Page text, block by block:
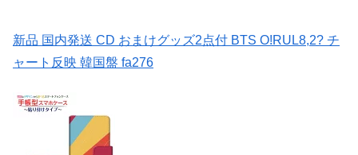
新品 国内発送 CD おまけグッズ2点付 BTS O!RUL8,2? チ
ャート反映 韓国盤 fa276